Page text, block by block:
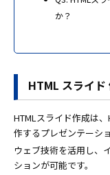
か？
HTML スライド
HTMLスライド作成は
作するプレゼンテーシ
ウェブ技術を活用し、
ションが可能です。